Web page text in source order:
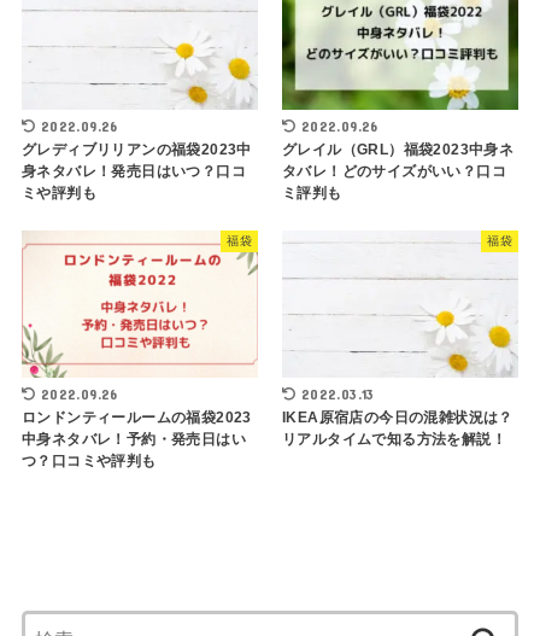
2022.09.26
グレディブリリアンの福袋2023中
身ネタバレ！発売日はいつ？口コ
ミや評判も
2022.09.26
グレイル（GRL）福袋2023中身ネ
タバレ！どのサイズがいい？口コ
ミ評判も
福袋
2022.09.26
ロンドンティールームの福袋2023
中身ネタバレ！予約・発売日はい
つ？口コミや評判も
福袋
2022.03.13
IKEA原宿店の今日の混雑状況は？
リアルタイムで知る方法を解説！